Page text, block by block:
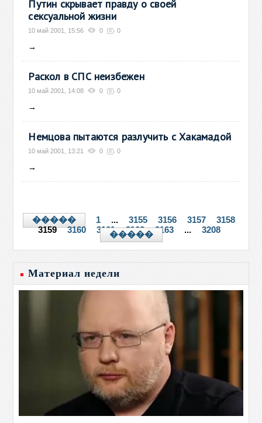
Путин скрывает правду о своей
сексуальной жизни
10 май 2001, 15:56 0 0
→
Раскол в СПС неизбежен
10 май 2001, 14:08 0 0
→
Немцова пытаются разлучить с Хакамадой
10 май 2001, 13:21 0 0
→
����� 1 ... 3155 3156 3157
3158
3159
3160 3161 3162 3163 ... 3208
�����
Материал недели